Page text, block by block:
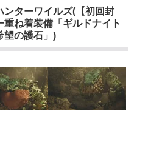
ンターワイルズ(【初回封
重ね着装備「ギルドナイト
望の護石」)